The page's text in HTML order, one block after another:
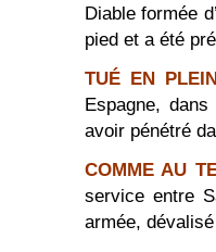
Diable formée
pied et a été
TUÉ EN
Espagne,
avoir pénétré
COMME AU
service entre
armée,